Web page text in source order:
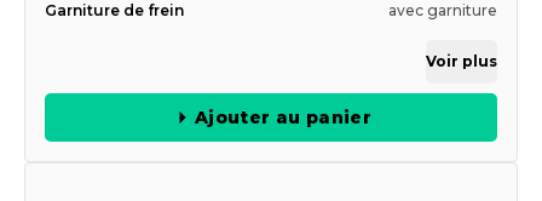
Garniture de frein
avec garniture
Voir plus
Ajouter au panier